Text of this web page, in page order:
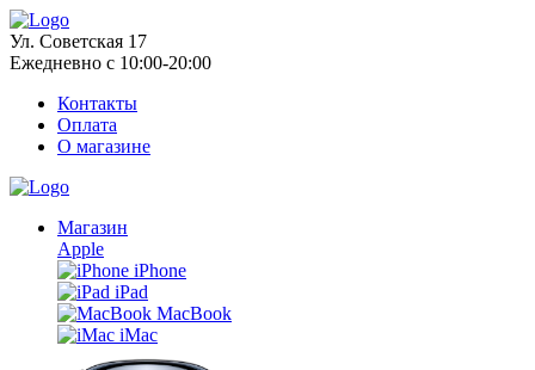
Ул. Советская 17
Ежедневно с 10:00-20:00
Контакты
Оплата
О магазине
Магазин
Apple
iPhone
iPad
MacBook
iMac